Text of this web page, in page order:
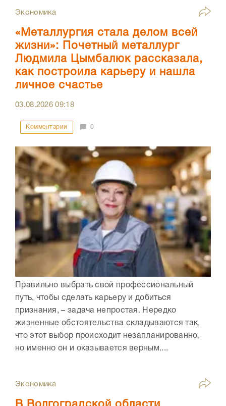
Экономика
«Металлургия стала делом всей
жизни»: Почетный металлург
Людмила Цымбалюк рассказала,
как построила карьеру и нашла
личное счастье
03.08.202609:18
Комментарии 0
Правильно выбрать свой профессиональный
путь, чтобы сделать карьеру и добиться
признания, – задача непростая. Нередко
жизненные обстоятельства складываются так,
что этот выбор происходит незапланированно,
но именно он и оказывается верным....
Экономика